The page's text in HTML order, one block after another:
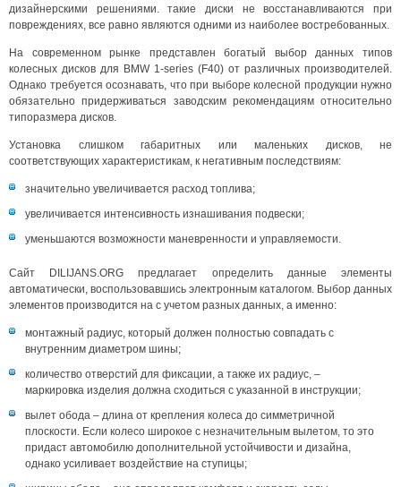
дизайнерскими решениями. такие диски не восстанавливаются при
повреждениях, все равно являются одними из наиболее востребованных.
На современном рынке представлен богатый выбор данных типов
колесных дисков для BMW 1-series (F40) от различных производителей.
Однако требуется осознавать, что при выборе колесной продукции нужно
обязательно придерживаться заводским рекомендациям относительно
типоразмера дисков.
Установка слишком габаритных или маленьких дисков, не
соответствующих характеристикам, к негативным последствиям:
значительно увеличивается расход топлива;
увеличивается интенсивность изнашивания подвески;
уменьшаются возможности маневренности и управляемости.
Сайт DILIJANS.ORG предлагает определить данные элементы
автоматически, воспользовавшись электронным каталогом. Выбор данных
элементов производится на с учетом разных данных, а именно:
монтажный радиус, который должен полностью совпадать с
внутренним диаметром шины;
количество отверстий для фиксации, а также их радиус, –
маркировка изделия должна сходиться с указанной в инструкции;
вылет обода – длина от крепления колеса до симметричной
плоскости. Если колесо широкое с незначительным вылетом, то это
придаст автомобилю дополнительной устойчивости и дизайна,
однако усиливает воздействие на ступицы;